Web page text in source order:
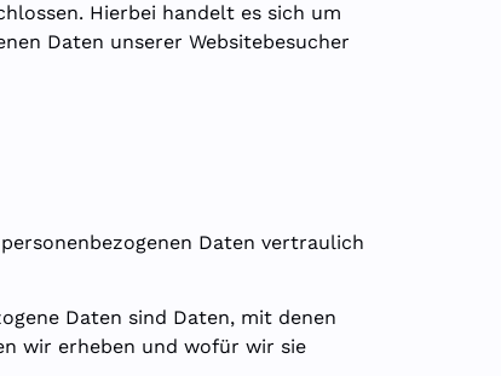
Hierbei handelt es sich um
Daten unserer Websitebesucher
Daten vertraulich
Daten sind Daten, mit denen
wir erheben und wofür wir sie